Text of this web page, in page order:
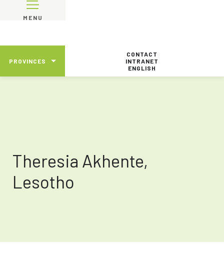
MENU
PROVINCES
CONTACT
INTRANET
ENGLISH
Theresia Akhente,
Lesotho